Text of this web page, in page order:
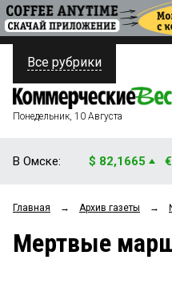
ПОЛИТИКА
ФИНАНСЫ
ОБЩЕСТВО
ЗАКОН
Все рубрики
Понедельник, 10 Августа
В Омске: $ 82,1665
Главная → Архив газеты →
Мертвые